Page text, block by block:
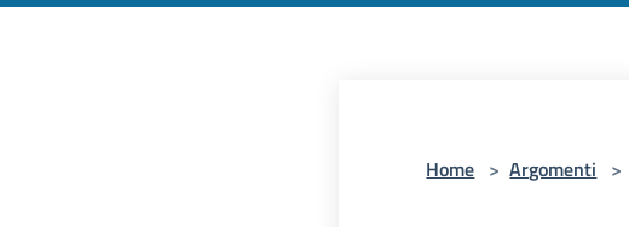
Home > Argomenti >